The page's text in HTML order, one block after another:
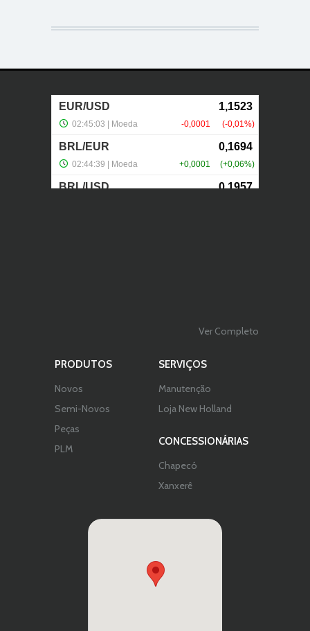
PRODUTOS
Novos
Semi-Novos
Peças
PLM
Ver Completo
SERVIÇOS
Manutenção
Loja New Holland
CONCESSIONÁRIAS
Chapecó
Xanxerê